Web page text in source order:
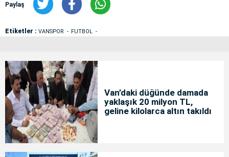
Paylaş
Etiketler : VANSPOR FUTBOL
Van’daki düğünde damada
yaklaşık 20 milyon TL,
geline kilolarca altın takıldı